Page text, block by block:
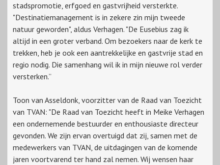
stadspromotie, erfgoed en gastvrijheid versterkte.
"Destinatiemanagement is in zekere zin mijn tweede
natuur geworden", aldus Verhagen. "De Eusebius zag ik
altijd in een groter verband. Om bezoekers naar de kerk te
trekken, heb je ook een aantrekkelijke en gastvrije stad en
regio nodig. Die samenhang wil ik in mijn nieuwe rol verder
versterken.”
Toon van Asseldonk, voorzitter van de Raad van Toezicht
van TVAN: "De Raad van Toezicht heeft in Meike Verhagen
een ondernemende bestuurder en enthousiaste directeur
gevonden. We zijn ervan overtuigd dat zij, samen met de
medewerkers van TVAN, de uitdagingen van de komende
jaren voortvarend ter hand zal nemen. Wij wensen haar